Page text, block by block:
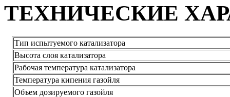
ТЕХНИЧЕСКИЕ
Тип испытуемого катализатора
Высота слоя катализатора
Рабочая температура катализатора
Температура кипения газойля
Объем дозируемого газойля